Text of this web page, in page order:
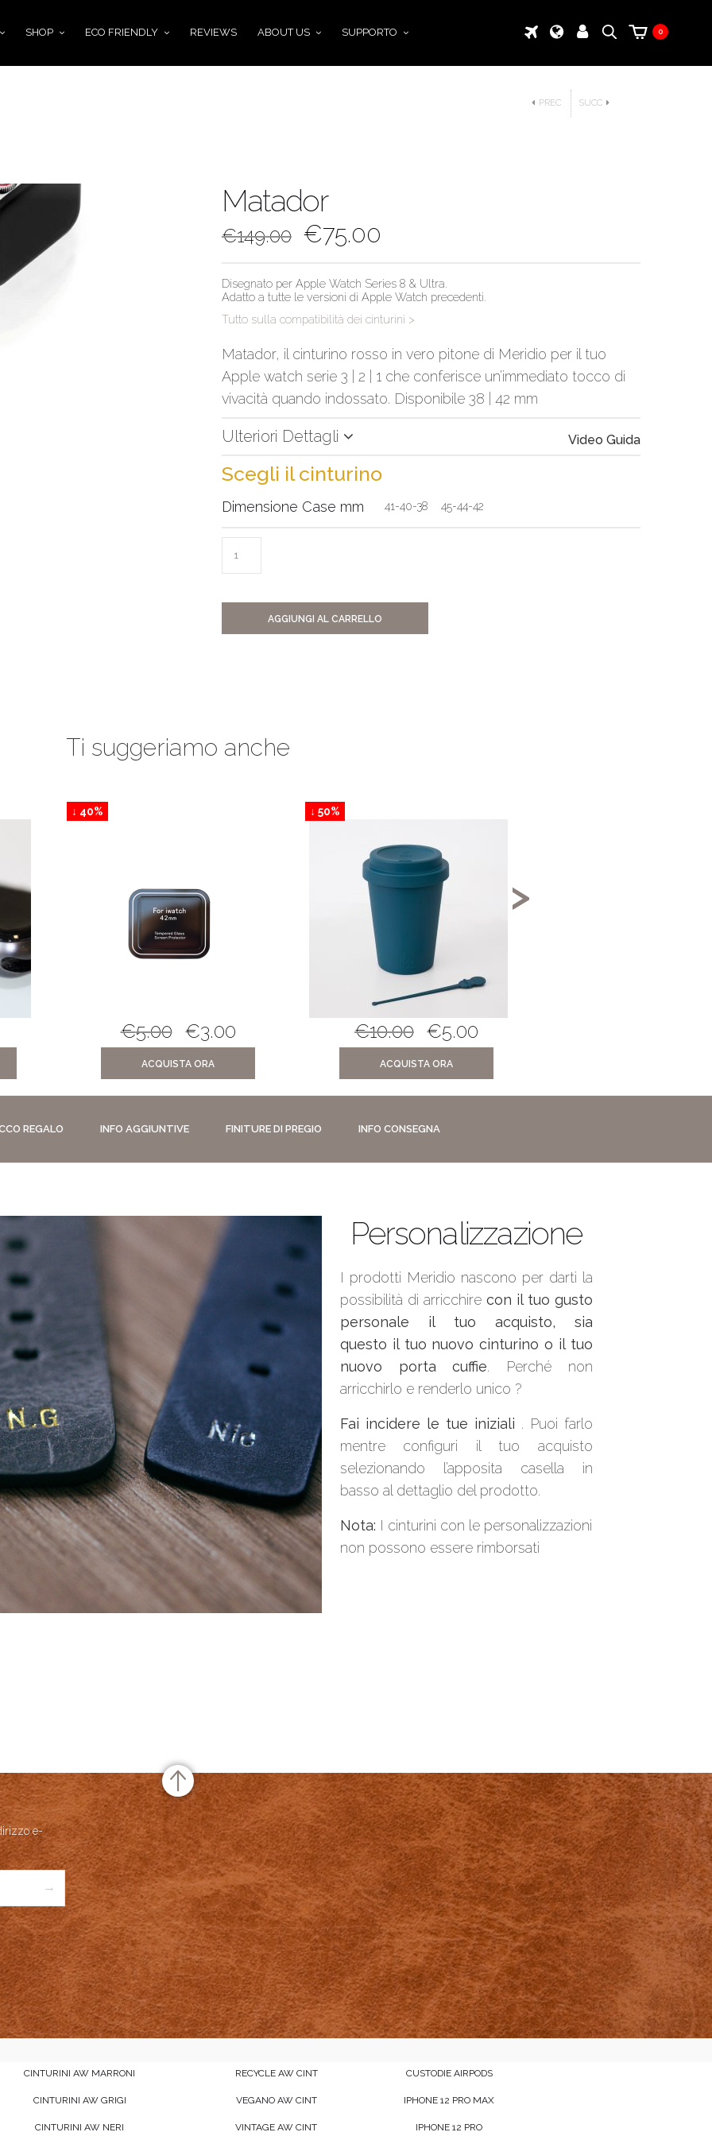
SHOP ECO FRIENDLY REVIEWS ABOUT US SUPPORTO 0
PREC SUCC
Matador
€149.00 €75.00
Disegnato per Apple Watch Series 8 & Ultra.
Adatto a tutte le versioni di Apple Watch precedenti.
Tutto sulla compatibilità dei cinturini >
Matador, il cinturino rosso in vero pitone di Meridio per il tuo
Apple watch serie 3 | 2 | 1 che conferisce un’immediato tocco di
vivacità quando indossato. Disponibile 38 | 42 mm
Video Guida
Ulteriori Dettagli
Scegli il cinturino
Dimensione Case mm 41-40-38 45-44-42
AGGIUNGI AL CARRELLO
Ti suggeriamo anche
↓ 40%
€5.00 €3.00
ACQUISTA ORA
↓ 50%
€10.00 €5.00
ACQUISTA ORA
>
REGALO INFO AGGIUNTIVE FINITURE DI PREGIO INFO CONSEGNA
Personalizzazione
I prodotti Meridio nascono per darti la
possibilità di arricchire con il tuo gusto
personale il tuo acquisto, sia
questo il tuo nuovo cinturino o il tuo
nuovo porta cuffie. Perché non
arricchirlo e renderlo unico ?
Fai incidere le tue iniziali . Puoi farlo
mentre configuri il tuo acquisto
selezionando l’apposita casella in
basso al dettaglio del prodotto.
Nota: I cinturini con le personalizzazioni
non possono essere rimborsati
Name Meridio
Name Matador
Price USD169
Available in Stock
e-
→
CINTURINI AW MARRONI
CINTURINI AW GRIGI
CINTURINI AW NERI
RECYCLE AW CINT
VEGANO AW CINT
VINTAGE AW CINT
CUSTODIE AIRPODS
IPHONE 12 PRO MAX
IPHONE 12 PRO